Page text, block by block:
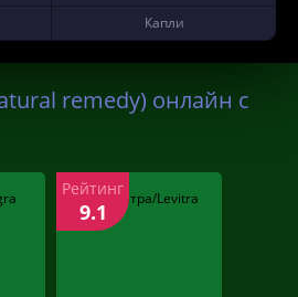
Капли
remedy) онлайн с
Рейтинг
9.1